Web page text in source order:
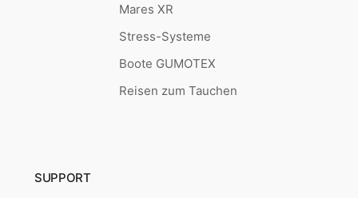
Mares XR
Stress-Systeme
Boote GUMOTEX
Reisen zum Tauchen
SUPPORT